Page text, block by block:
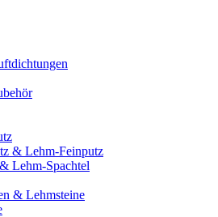
& Lehm-Feinputz
Lehm-Spachtel
& Lehmsteine